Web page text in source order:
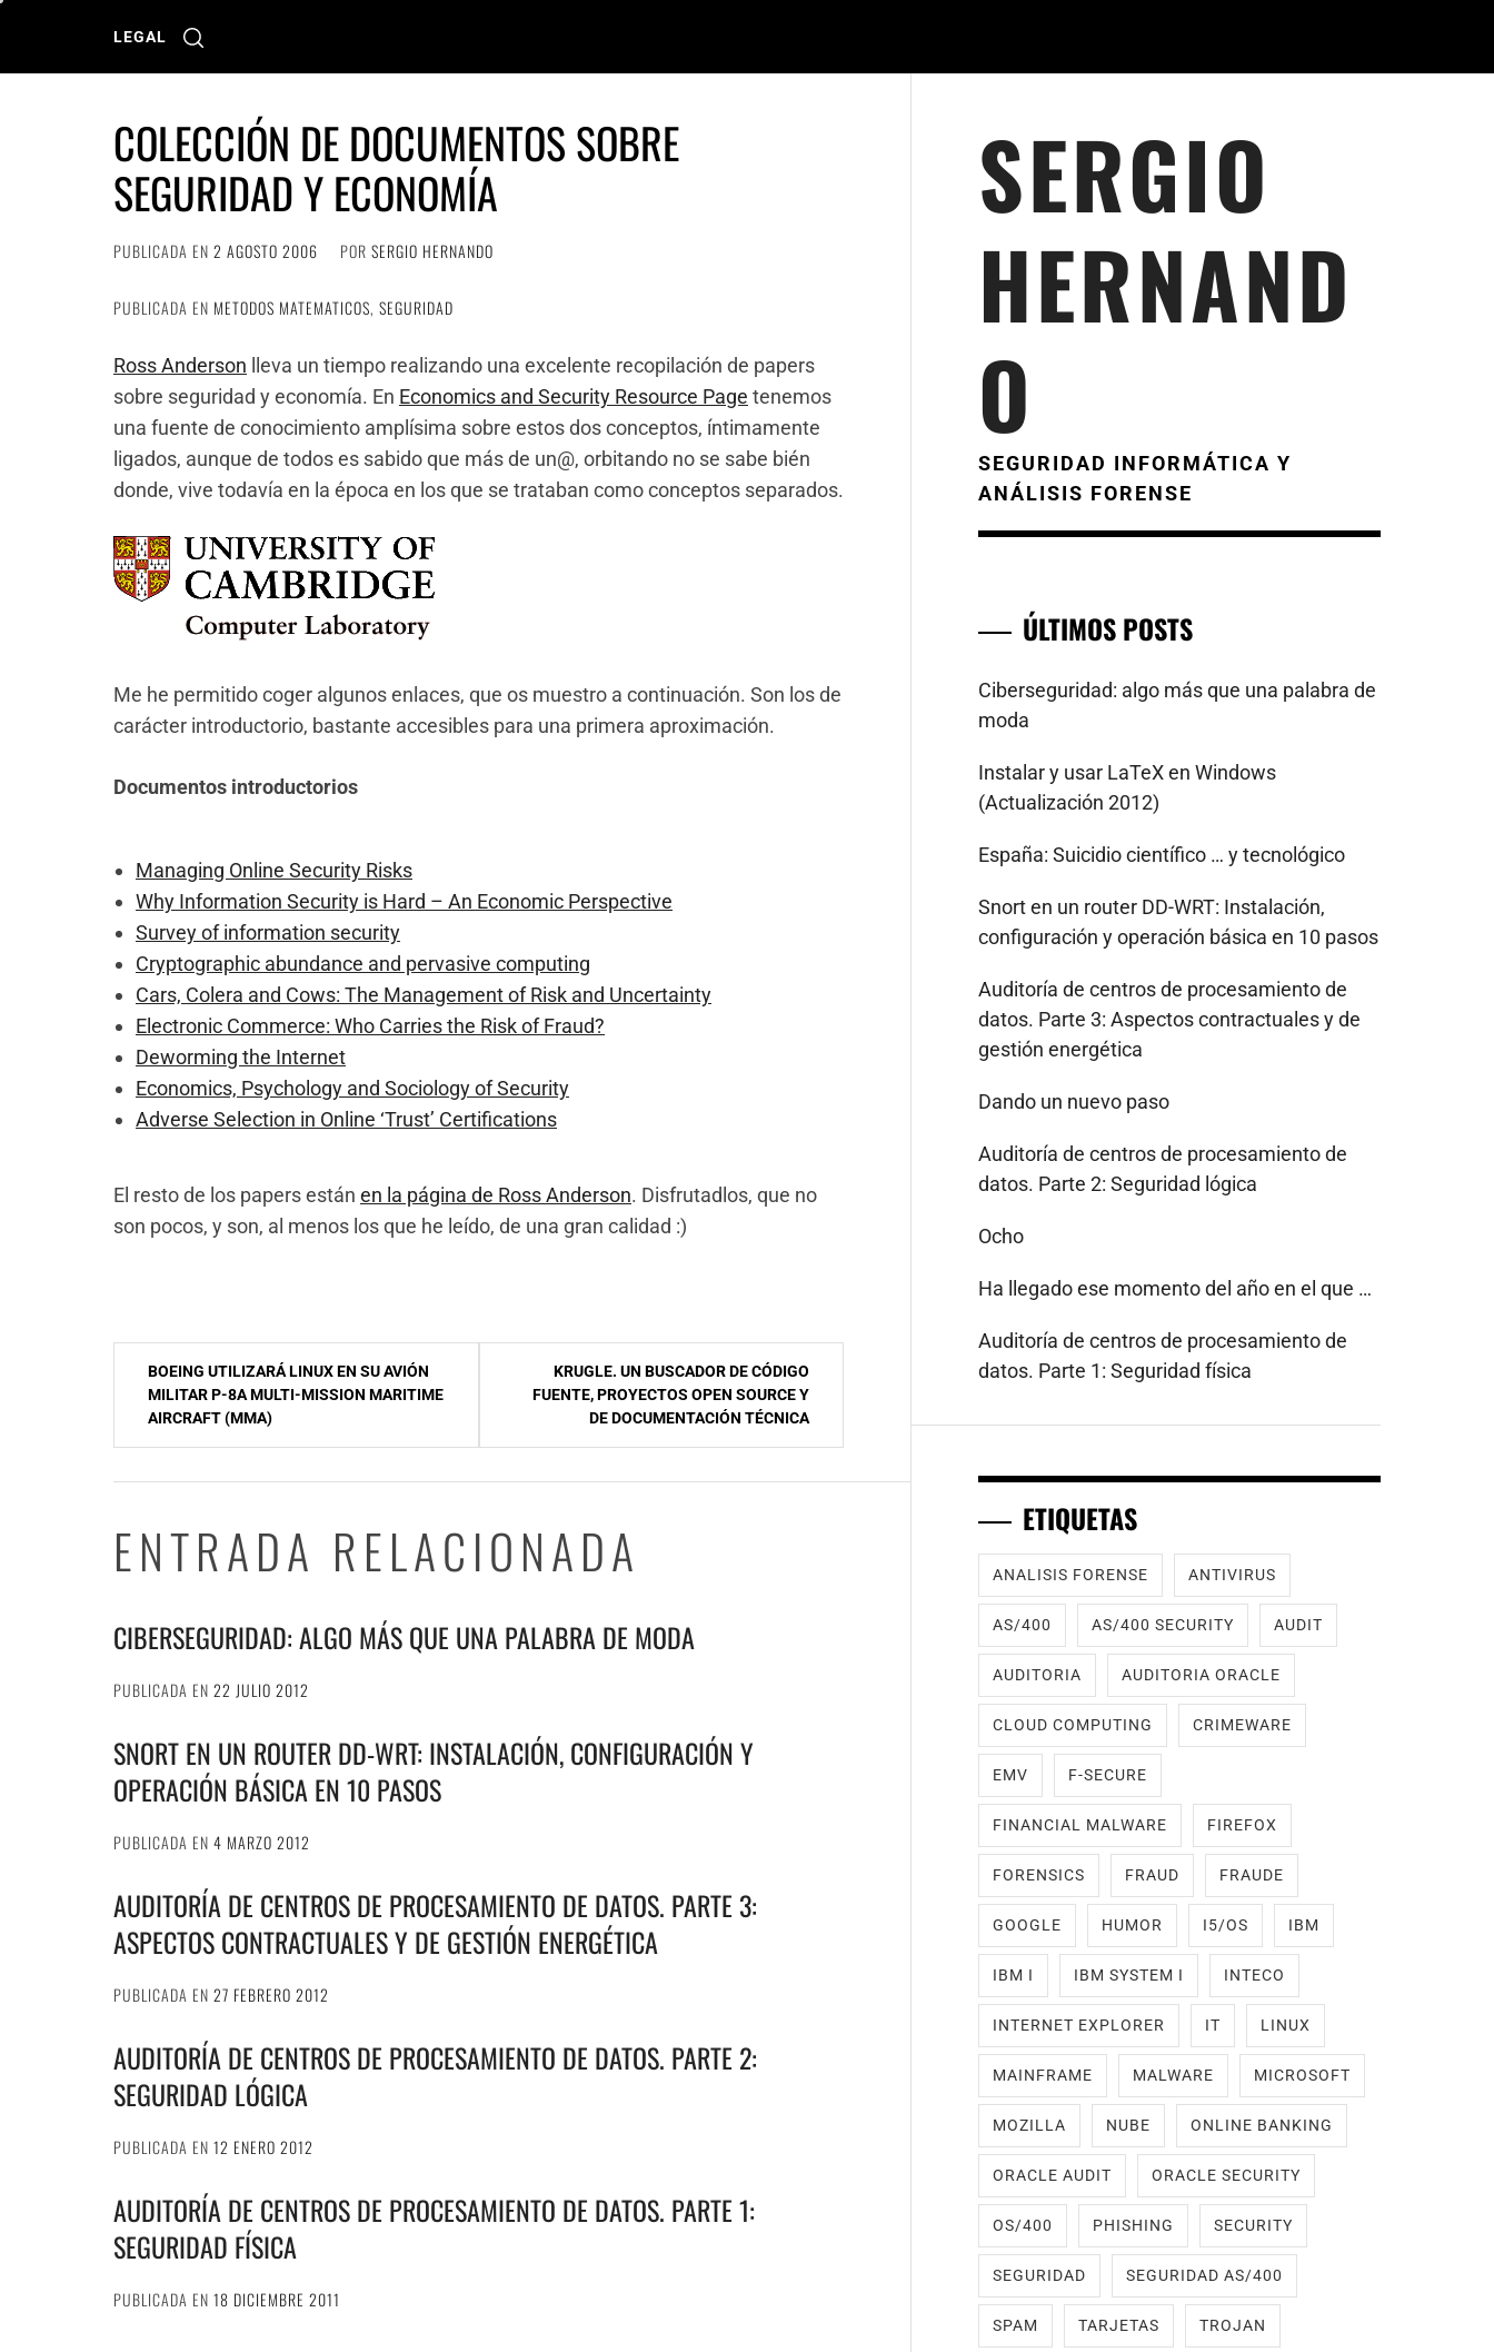
LEGAL
COLECCIÓN DE DOCUMENTOS SOBRE
SEGURIDAD Y ECONOMÍA
PUBLICADA EN 2 AGOSTO 2006 POR SERGIO HERNANDO
PUBLICADA EN METODOS MATEMATICOS, SEGURIDAD
Ross Anderson lleva un tiempo realizando una excelente recopilación de papers
sobre seguridad y economía. En Economics and Security Resource Page tenemos
una fuente de conocimiento amplísima sobre estos dos conceptos, íntimamente
ligados, aunque de todos es sabido que más de un@, orbitando no se sabe bién
donde, vive todavía en la época en los que se trataban como conceptos separados.
Me he permitido coger algunos enlaces, que os muestro a continuación. Son los de
carácter introductorio, bastante accesibles para una primera aproximación.
Documentos introductorios
Managing Online Security Risks
Why Information Security is Hard – An Economic Perspective
Survey of information security
Cryptographic abundance and pervasive computing
Cars, Colera and Cows: The Management of Risk and Uncertainty
Electronic Commerce: Who Carries the Risk of Fraud?
Deworming the Internet
Economics, Psychology and Sociology of Security
Adverse Selection in Online ‘Trust’ Certifications
El resto de los papers están en la página de Ross Anderson. Disfrutadlos, que no
son pocos, y son, al menos los que he leído, de una gran calidad :)
NavegaciÃ³n
entradas
BOEING UTILIZARÁ LINUX EN SU AVIÓN
MILITAR P-8A MULTI-MISSION MARITIME
AIRCRAFT (MMA)
KRUGLE. UN BUSCADOR DE CÓDIGO
FUENTE, PROYECTOS OPEN SOURCE Y
DE DOCUMENTACIÓN TÉCNICA
ENTRADA RELACIONADA
CIBERSEGURIDAD: ALGO MÁS QUE UNA PALABRA DE MODA
PUBLICADA EN 22 JULIO 2012
SNORT EN UN ROUTER DD-WRT: INSTALACIÓN, CONFIGURACIÓN Y
OPERACIÓN BÁSICA EN 10 PASOS
PUBLICADA EN 4 MARZO 2012
AUDITORÍA DE CENTROS DE PROCESAMIENTO DE DATOS. PARTE 3:
ASPECTOS CONTRACTUALES Y DE GESTIÓN ENERGÉTICA
PUBLICADA EN 27 FEBRERO 2012
AUDITORÍA DE CENTROS DE PROCESAMIENTO DE DATOS. PARTE 2:
SEGURIDAD LÓGICA
PUBLICADA EN 12 ENERO 2012
AUDITORÍA DE CENTROS DE PROCESAMIENTO DE DATOS. PARTE 1:
SEGURIDAD FÍSICA
PUBLICADA EN 18 DICIEMBRE 2011
SERGIO
HERNAND
O
SEGURIDAD INFORMÁTICA Y
ANÁLISIS FORENSE
ÚLTIMOS POSTS
Ciberseguridad: algo más que una palabra de
moda
Instalar y usar LaTeX en Windows
(Actualización 2012)
España: Suicidio científico … y tecnológico
Snort en un router DD-WRT: Instalación,
configuración y operación básica en 10 pasos
Auditoría de centros de procesamiento de
datos. Parte 3: Aspectos contractuales y de
gestión energética
Dando un nuevo paso
Auditoría de centros de procesamiento de
datos. Parte 2: Seguridad lógica
Ocho
Ha llegado ese momento del año en el que …
Auditoría de centros de procesamiento de
datos. Parte 1: Seguridad física
ETIQUETAS
ANALISIS FORENSE ANTIVIRUS
AS/400 AS/400 SECURITY AUDIT
AUDITORIA AUDITORIA ORACLE
CLOUD COMPUTING CRIMEWARE
EMV F-SECURE
FINANCIAL MALWARE FIREFOX
FORENSICS FRAUD FRAUDE
GOOGLE HUMOR I5/OS IBM
IBM I IBM SYSTEM I INTECO
INTERNET EXPLORER IT LINUX
MAINFRAME MALWARE MICROSOFT
MOZILLA NUBE ONLINE BANKING
ORACLE AUDIT ORACLE SECURITY
OS/400 PHISHING SECURITY
SEGURIDAD SEGURIDAD AS/400
SPAM TARJETAS TROJAN